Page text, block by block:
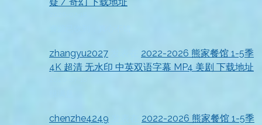
疑 / 奇幻 下载地址
zhangyu2027
2022-2026 熊家餐馆 1-5季
4K 超清 无水印 中英双语字幕 MP4 美剧 下载地址
chenzhe4249
2022-2026 熊家餐馆 1-5季